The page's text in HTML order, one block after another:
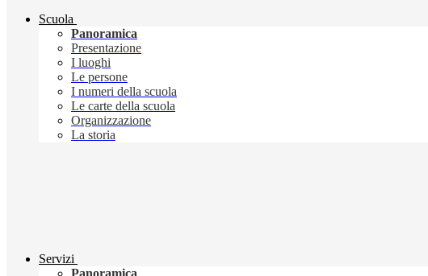
Scuola
Panoramica
Presentazione
I luoghi
Le persone
I numeri della scuola
Le carte della scuola
Organizzazione
La storia
Servizi